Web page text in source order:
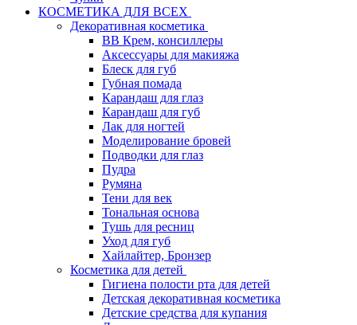
КОСМЕТИКА ДЛЯ ВСЕХ
Декоративная косметика
BB Крем, консиллеры
Аксессуары для макияжа
Блеск для губ
Губная помада
Карандаш для глаз
Карандаш для губ
Лак для ногтей
Моделирование бровей
Подводки для глаз
Пудра
Румяна
Тени для век
Тональная основа
Тушь для ресниц
Уход для губ
Хайлайтер, Бронзер
Косметика для детей
Гигиена полости рта для детей
Детская декоративная косметика
Детские средства для купания